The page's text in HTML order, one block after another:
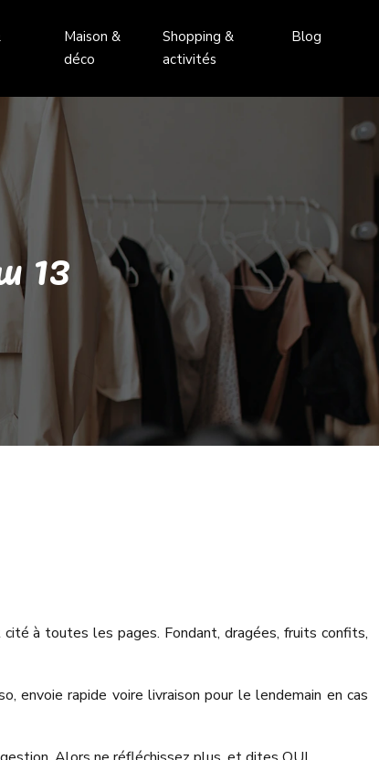
Maison &
déco
Shopping &
activités
Blog
13
à toutes les pages. Fondant, dragées, fruits confits,
envoie rapide voire livraison pour le lendemain en cas